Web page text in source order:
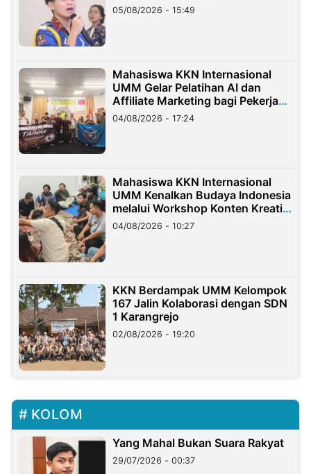
05/08/2026 - 15:49
Mahasiswa KKN Internasional
UMM Gelar Pelatihan AI dan
Affiliate Marketing bagi Pekerja
Migran Indonesia di Taiwan
04/08/2026 - 17:24
Mahasiswa KKN Internasional
UMM Kenalkan Budaya Indonesia
melalui Workshop Konten Kreatif
di Taiwan
04/08/2026 - 10:27
KKN Berdampak UMM Kelompok
167 Jalin Kolaborasi dengan SDN
1 Karangrejo
02/08/2026 - 19:20
KOLOM
Yang Mahal Bukan Suara Rakyat
29/07/2026 - 00:37